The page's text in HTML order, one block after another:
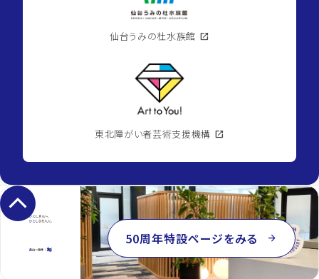
仙台うみの杜水族館 open_in_new
東北障がい者芸術支援機構 open_in_new
keyboard_arrow_up
50周年特設ページをみる arrow_forward